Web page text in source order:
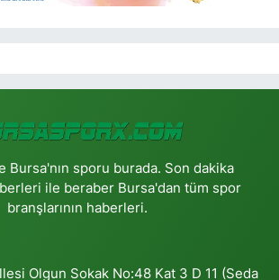
Bursa'nın sporu burada. Son dakika
ile beraber Bursa'dan tüm spor
branşlarının haberleri.
Olgun Sokak No:48 Kat 3 D 11 (Seda